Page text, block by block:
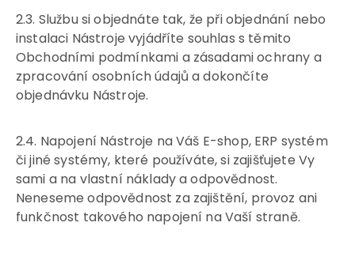
2.3. Službu si objednáte tak, že při objednání nebo
instalaci Nástroje vyjádříte souhlas s těmito
Obchodními podmínkami a zásadami ochrany a
zpracování osobních údajů a dokončíte
objednávku Nástroje.
2.4. Napojení Nástroje na Váš E-shop, ERP systém
či jiné systémy, které používáte, si zajišťujete Vy
sami a na vlastní náklady a odpovědnost.
Neneseme odpovědnost za zajištění, provoz ani
funkčnost takového napojení na Vaší straně.